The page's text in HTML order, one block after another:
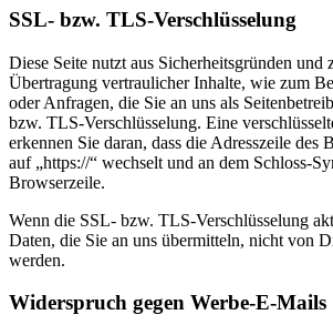
SSL- bzw. TLS-Verschlüsselung
Diese Seite nutzt aus Sicherheitsgründen und
Übertragung vertraulicher Inhalte, wie zum
oder Anfragen, die Sie an uns als
bzw. TLS-Verschlüsselung. Eine
erkennen Sie daran, dass die Adresszeile des
auf „https://“ wechselt und an dem Schloss-
Browserzeile.
Wenn die SSL- bzw. TLS-Verschlüsselung
Daten, die Sie an uns übermitteln, nicht von
werden.
Widerspruch gegen Werbe-E-Mails